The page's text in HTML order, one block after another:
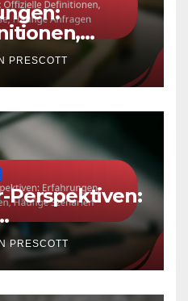
Häufige
PRESCOTT
Perspektiven:
Häufige
PRESCOTT